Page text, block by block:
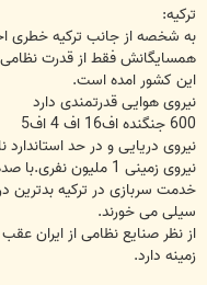
ترکیه:
به شخصه از جانب ترکیه خطری
همسایگانش فقط از قدرت نظامی
این کشور امده است.
نیروی هوایی قدرتمندی دارد
600 جنگنده اف16 اف 4 اف5
نیروی دریایی و در حد استاندارد
نیروی زمینی 1 ملیون نفری.با صدها تانک مدرن
خدمت سربازی در ترکیه بدترین
سیلی می خورند.
زمینه دارد.